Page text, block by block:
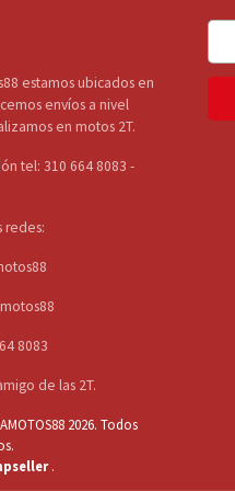
estamos ubicados en
envíos a nivel
en motos 2T.
tel: 310 664 8083 -
redes:
8083
de las 2T.
2026. Todos
.